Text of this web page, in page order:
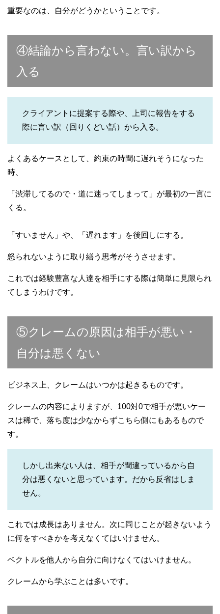
重要なのは、自分がどうかということです。
④結論から言わない。言い訳から
入る
クライアントに提案する際や、上司に報告をする
際に言い訳（回りくどい話）から入る。
よくあるケースとして、約束の時間に遅れそうになった
時、
「渋滞してるので・道に迷ってしまって」が最初の一言に
くる。
「すいません」や、「遅れます」を後回しにする。
怒られないように取り繕う思考がそうさせます。
これでは経験豊富な人達を相手にする際は簡単に見限られ
てしまうわけです。
⑤クレームの原因は相手が悪い・
自分は悪くない
ビジネス上、クレームはいつかは起きるものです。
クレームの内容によりますが、100対0で相手が悪いケー
スは稀で、落ち度は少なからずこちら側にもあるもので
す。
しかし出来ない人は、相手が間違っているから自
分は悪くないと思っています。だから反省はしま
せん。
これでは成長はありません。次に同じことが起きないよう
に何をすべきかを考えなくてはいけません。
ベクトルを他人から自分に向けなくてはいけません。
クレームから学ぶことは多いです。